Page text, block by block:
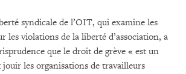
syndicale de l’OIT, qui examine les
les violations de la liberté d’association, a
que le droit de grève « est un
les organisations de travailleurs